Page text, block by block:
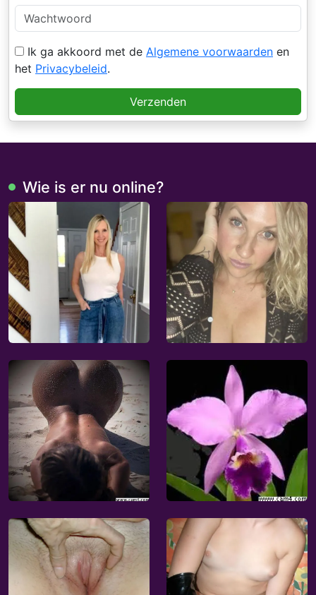
Ik ga akkoord met de Algemene voorwaarden en
het Privacybeleid.
Verzenden
Wie is er nu online?